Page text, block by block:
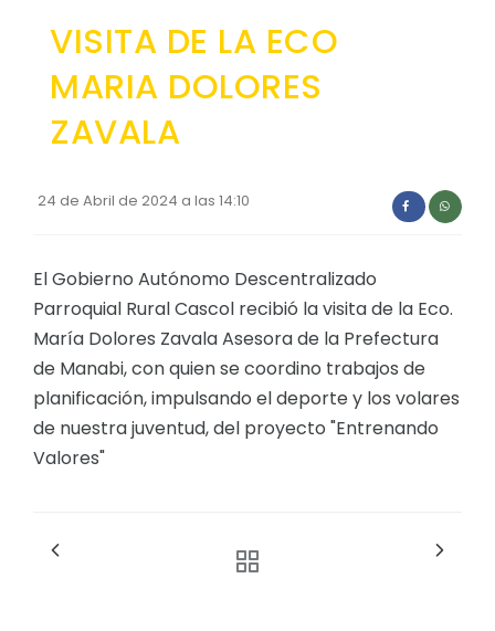
Convocatorias
Plan Operativo Anual - POA
PRESUPUESTO: EJECUCIÓN Y REPORTES
Cédulas presupuestarias y balances
Procesos de contratación
Ejecución Presupuestaria
Obras y proyectos
VISITA DE LA ECO
MARIA DOLORES
ZAVALA
24 de Abril de 2024 a las 14:10
El Gobierno Autónomo Descentralizado
Parroquial Rural Cascol recibió la visita de la Eco.
María Dolores Zavala Asesora de la Prefectura
de Manabi, con quien se coordino trabajos de
planificación, impulsando el deporte y los volares
de nuestra juventud, del proyecto "Entrenando
Valores"